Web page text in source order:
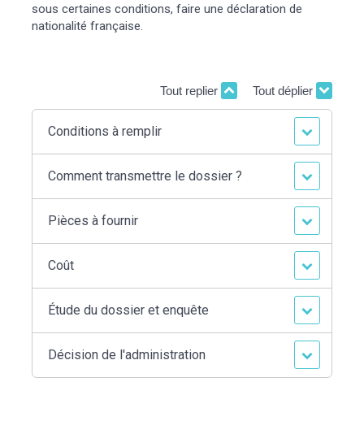
à la commune
sous certaines conditions, faire une déclaration de
nationalité française.
Tout replier Tout déplier
Conditions à remplir
Comment transmettre le dossier ?
Pièces à fournir
Coût
Étude du dossier et enquête
Décision de l'administration